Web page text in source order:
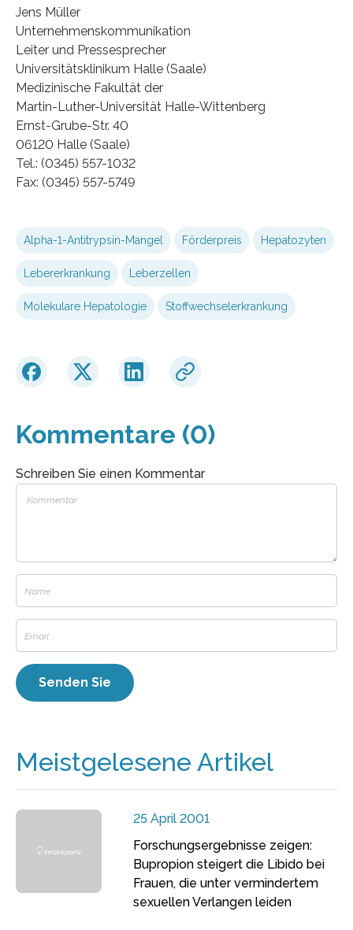
Jens Müller
Unternehmenskommunikation
Leiter und Pressesprecher
Universitätsklinikum Halle (Saale)
Medizinische Fakultät der
Martin-Luther-Universität Halle-Wittenberg
Ernst-Grube-Str. 40
06120 Halle (Saale)
Tel.: (0345) 557-1032
Fax: (0345) 557-5749
Alpha-1-Antitrypsin-Mangel Förderpreis Hepatozyten
Lebererkrankung Leberzellen
Molekulare Hepatologie Stoffwechselerkrankung
Kommentare (0)
Schreiben Sie einen Kommentar
Meistgelesene Artikel
25 April 2001
Forschungsergebnisse zeigen:
Bupropion steigert die Libido bei
Frauen, die unter vermindertem
sexuellen Verlangen leiden